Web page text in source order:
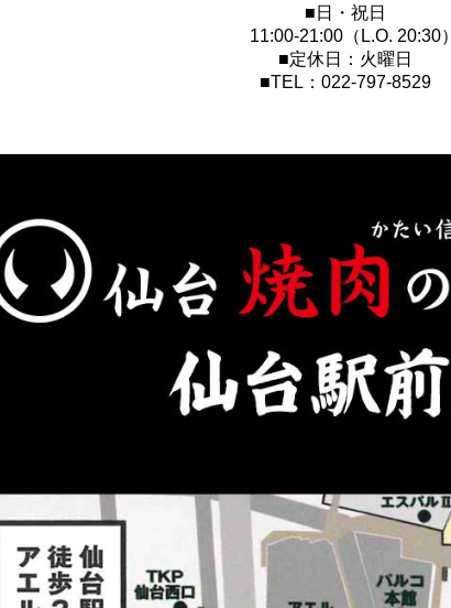
■日・祝日
11:00-21:00（L.O. 20:30）
■定休日：火曜日
■TEL：022-797-8529